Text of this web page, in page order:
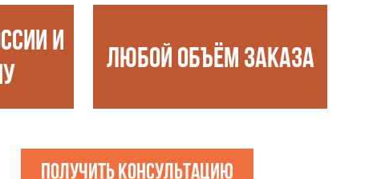
И
ЛЮБОЙ ОБЪЁМ ЗАКАЗА
Получить консультацию